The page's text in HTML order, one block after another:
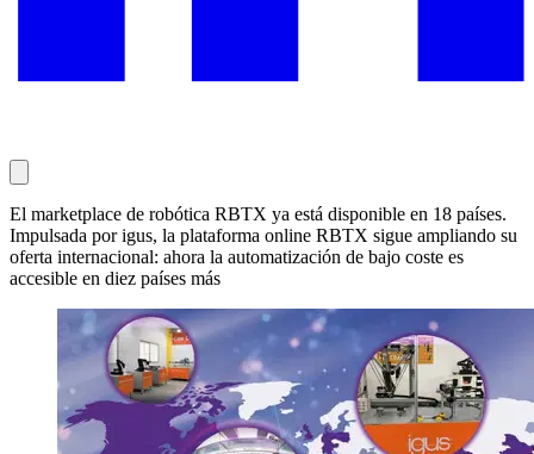
El marketplace de robótica RBTX ya está disponible en 18 países.
Impulsada por igus, la plataforma online RBTX sigue ampliando su
oferta internacional: ahora la automatización de bajo coste es
accesible en diez países más